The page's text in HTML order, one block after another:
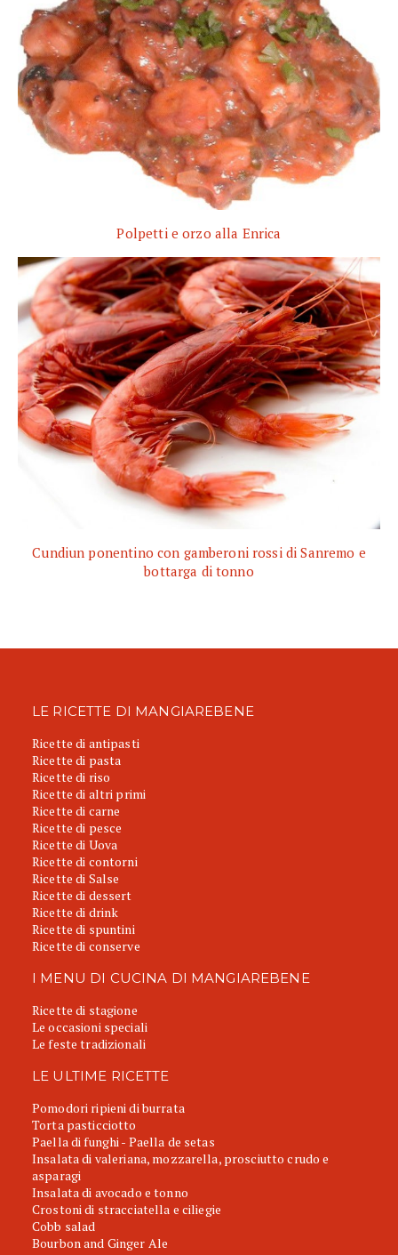
Polpetti e orzo alla Enrica
Cundiun ponentino con gamberoni rossi di Sanremo e
bottarga di tonno
LE RICETTE DI MANGIAREBENE
Ricette di antipasti
Ricette di pasta
Ricette di riso
Ricette di altri primi
Ricette di carne
Ricette di pesce
Ricette di Uova
Ricette di contorni
Ricette di Salse
Ricette di dessert
Ricette di drink
Ricette di spuntini
Ricette di conserve
I MENU DI CUCINA DI MANGIAREBENE
Ricette di stagione
Le occasioni speciali
Le feste tradizionali
LE ULTIME RICETTE
Pomodori ripieni di burrata
Torta pasticciotto
Paella di funghi - Paella de setas
Insalata di valeriana, mozzarella, prosciutto crudo e
asparagi
Insalata di avocado e tonno
Crostoni di stracciatella e ciliegie
Cobb salad
Bourbon and Ginger Ale